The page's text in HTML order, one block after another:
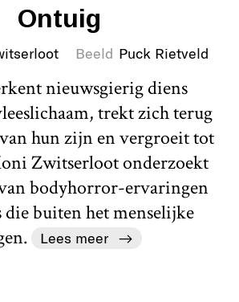
Ontuig
Beeld Puck Rietveld
nieuwsgierig diens
trekt zich terug
hun zijn en vergroeit tot
Zwitserloot onderzoekt
bodyhorror-ervaringen
die buiten het menselijke
Lees meer